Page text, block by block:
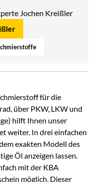
für die
über PKW, LKW und
hilft Ihnen unser
weiter. In drei einfachen
exakten Modell des
Öl anzeigen lassen.
mit der KBA
möglich. Dieser